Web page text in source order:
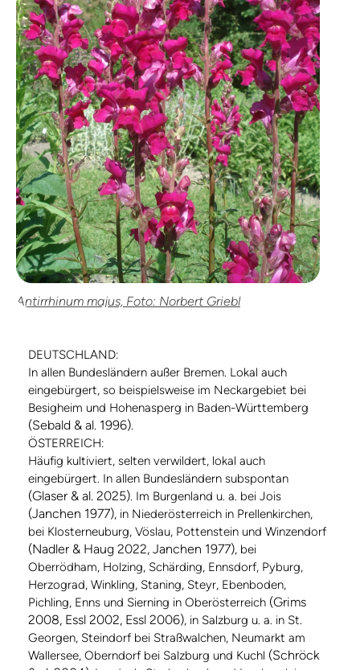
Antirrhinum majus, Foto: Norbert Griebl
DEUTSCHLAND:
In allen Bundesländern außer Bremen. Lokal auch
eingebürgert, so beispielsweise im Neckargebiet bei
Besigheim und Hohenasperg in Baden-Württemberg
(Sebald & al. 1996).
ÖSTERREICH:
Häufig kultiviert, selten verwildert, lokal auch
eingebürgert. In allen Bundesländern subspontan
(Glaser & al. 2025). Im Burgenland u. a. bei Jois
(Janchen 1977), in Niederösterreich in Prellenkirchen,
bei Klosterneuburg, Vöslau, Pottenstein und Winzendorf
(Nadler & Haug 2022, Janchen 1977), bei
Oberrödham, Holzing, Schärding, Ennsdorf, Pyburg,
Herzograd, Winkling, Staning, Steyr, Ebenboden,
Pichling, Enns und Sierning in Oberösterreich (Grims
2008, Essl 2002, Essl 2006), in Salzburg u. a. in St.
Georgen, Steindorf bei Straßwalchen, Neumarkt am
Wallersee, Oberndorf bei Salzburg und Kuchl (Schröck